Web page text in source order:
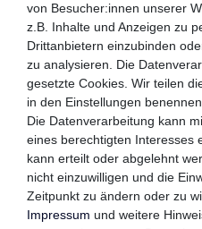
WIR
FOLGEN
von Besucher:innen unserer
z.B. Inhalte und Anzeigen zu
Drittanbietern einzubinden
zu analysieren. Die
gesetzte Cookies. Wir teilen
in den Einstellungen benennen.
Die Datenverarbeitung kann
eines berechtigten Interesses
kann erteilt oder abgelehnt
nicht einzuwilligen und die
Zeitpunkt zu ändern oder zu
Impressum und weitere